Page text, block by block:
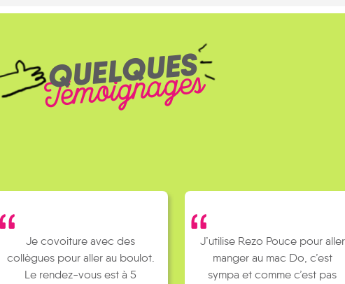
QUELQUES
Témoignages
Je covoiture avec des
collègues pour aller au boulot.
Le rendez-vous est à 5
J’utilise Rezo Pouce pour aller
manger au mac Do, c’est
sympa et comme c’est pas